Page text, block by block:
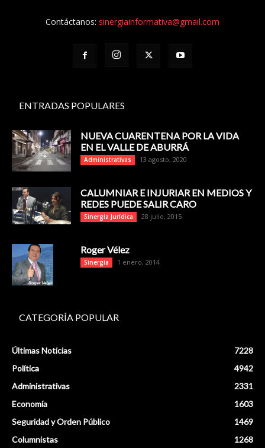
Contáctanos: sinergiainformativa@gmail.com
ENTRADAS POPULARES
NUEVA CUARENTENA POR LA VIDA
EN EL VALLE DE ABURRÁ
Administrativas 13 agosto, 2020
CALUMNIAR E INJURIAR EN MEDIOS Y
REDES PUEDE SALIR CARO
Sinergia Jurídica 28 julio, 2015
Roger Vélez
Sinergia 1 enero, 2014
CATEGORÍA POPULAR
Últimas Noticias
7228
Política
4942
Administrativas
2331
Economía
1603
Seguridad y Orden Público
1469
Columnistas
1268